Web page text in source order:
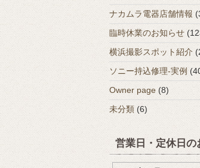
ナカムラ電器店舗情報
臨時休業のお知らせ
横浜撮影スポット紹介
ソニー持込修理-実例
Owner page (8)
未分類 (6)
営業日・定休日の